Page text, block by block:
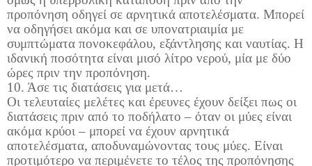
προπόνηση οδηγεί σε αρνητικά αποτελέσματα. Μπορεί
να οδηγήσει ακόμα και σε υπονατριαιμία με
συμπτώματα πονοκεφάλου, εξάντλησης και ναυτίας. Η
ιδανική ποσότητα είναι μισό λίτρο νερού, μία με δύο
ώρες πριν την προπόνηση.
10. Άσε τις διατάσεις για μετά…
Οι τελευταίες μελέτες και έρευνες έχουν δείξει πως οι
διατάσεις πριν από το ποδήλατο – όταν οι μύες είναι
ακόμα κρύοι – μπορεί να έχουν αρνητικά
αποτελέσματα, αποδυναμώνοντας τους μύες. Είναι
προτιμότερο να περιμένετε το τέλος της προπόνησης